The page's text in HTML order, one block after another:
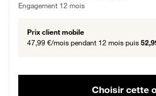
Engagement 12 mois
Prix client mobile
47,99 €/mois pendant 12 mois puis
Choisir cette